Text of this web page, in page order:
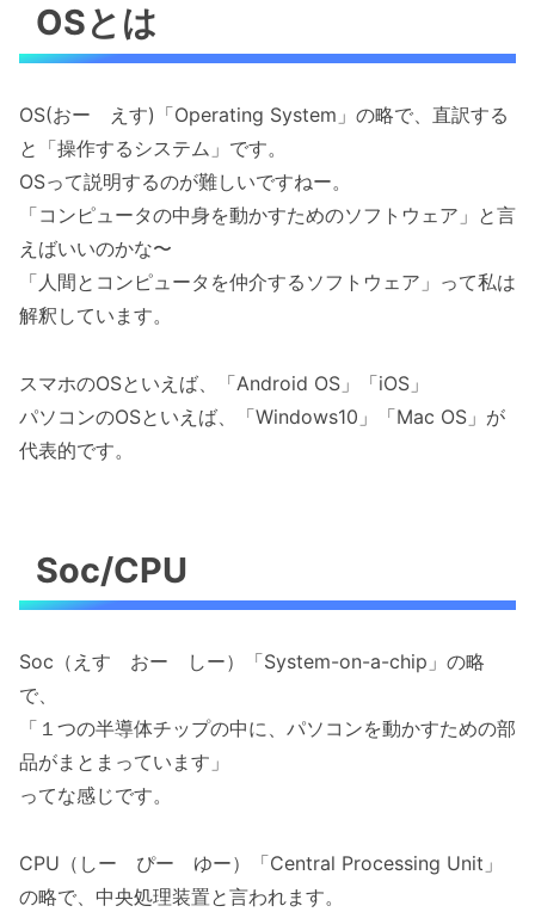
OSとは
OS(おー えす)「Operating System」の略で、直訳する
と「操作するシステム」です。
OSって説明するのが難しいですねー。
「コンピュータの中身を動かすためのソフトウェア」と言
えばいいのかな〜
「人間とコンピュータを仲介するソフトウェア」って私は
解釈しています。
スマホのOSといえば、「Android OS」「iOS」
パソコンのOSといえば、「Windows10」「Mac OS」が
代表的です。
Soc/CPU
Soc（えす おー しー）「System-on-a-chip」の略
で、
「１つの半導体チップの中に、パソコンを動かすための部
品がまとまっています」
ってな感じです。
CPU（しー ぴー ゆー）「Central Processing Unit」
の略で、中央処理装置と言われます。